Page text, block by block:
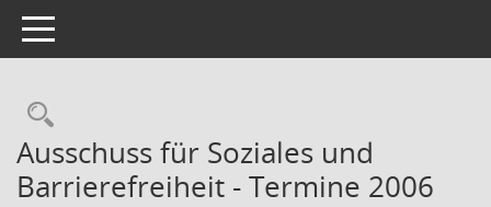
Toggle navigation
Rechercheauswahl
Ausschuss für Soziales und
Barrierefreiheit - Termine 2006